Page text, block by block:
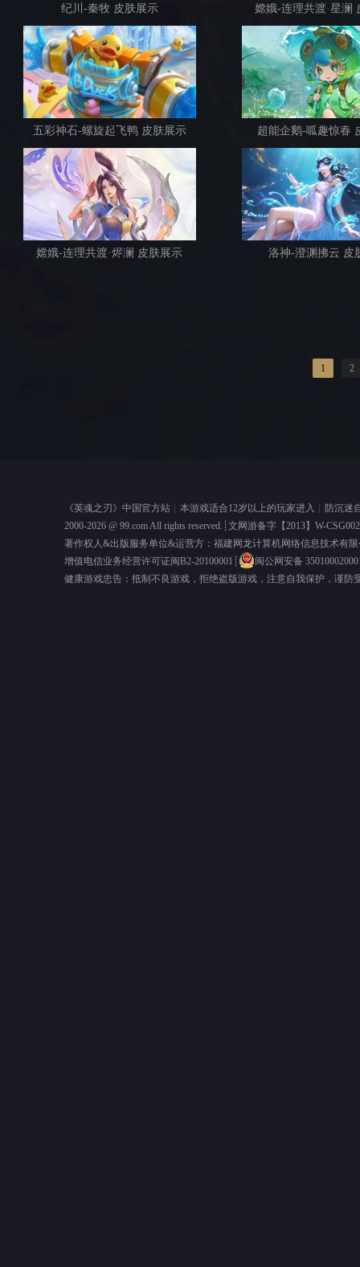
纪川-秦牧 皮肤展示 嫦娥-连理共渡·星澜
五彩神石-螺旋起飞鸭 皮肤展示 超能企鹅-呱趣惊春
嫦娥-连理共渡·烬澜 皮肤展示 洛神-澄渊拂云 皮
1 2
《英魂之刃 》中国官方站┊本游戏适合12岁以上的玩家进入┊ 防沉迷
2000-2026 @ 99.comAll rights reserved.┊ 文网游备字【2013】W-
著作权人&出版服务单位&运营方：福建网龙计算机网络信息技术有
增值电信业务经营许可证闽B2-20100001 ┊
闽公网安备
健康游戏忠告：抵制不良游戏，拒绝盗版游戏，注意自我保护，谨